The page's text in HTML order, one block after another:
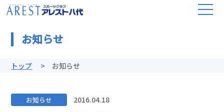
お知らせ
トップ お知らせ
お知らせ
2016.04.18